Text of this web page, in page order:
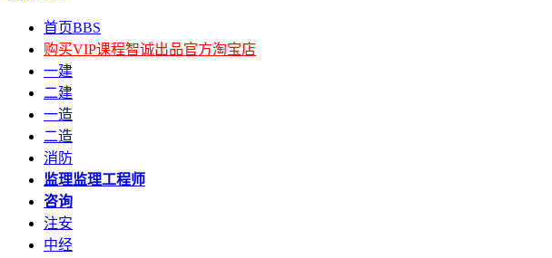
首页BBS
购买VIP课程智诚出品官方淘宝店
一建
二建
一造
二造
消防
监理监理工程师
咨询
注安
中经